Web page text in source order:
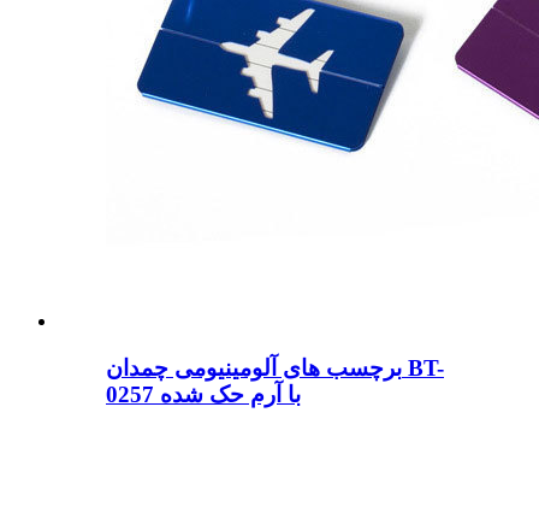
برچسب های آلومینیومی چمدان BT-
0257 با آرم حک شده